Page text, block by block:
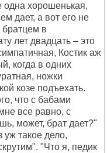
одна хорошенькая,
дает, а вот его не
братцем в
лет двадцать – это
Костик аж
когда в одних
ножки
козе подъехать.
что с бабами
все равно, с
может, брат дает?"
уж такое дело,
"Что я, педик